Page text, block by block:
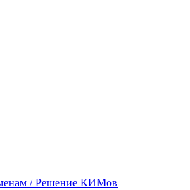
/ Решение КИМов